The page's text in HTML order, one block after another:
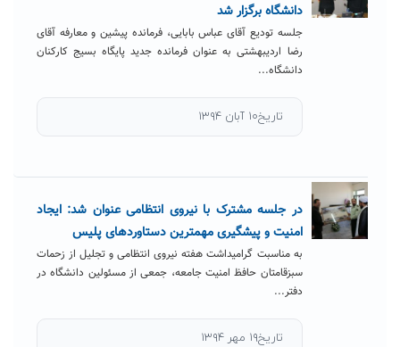
دانشگاه برگزار شد
جلسه تودیع آقای عباس بابایی، فرمانده پیشین و معارفه آقای
رضا اردیبهشتی به عنوان فرمانده جدید پایگاه بسیج کارکنان
دانشگاه...
تاریخ۱۰ آبان ۱۳۹۴
در جلسه مشترک با نیروی انتظامی عنوان شد: ایجاد
امنیت و پیشگیری مهمترین دستاوردهای پلیس
به مناسبت گرامیداشت هفته نیروی انتظامی و تجلیل از زحمات
سبزقامتان حافظ امنیت جامعه، جمعی از مسئولین دانشگاه در
دفتر...
تاریخ۱۹ مهر ۱۳۹۴